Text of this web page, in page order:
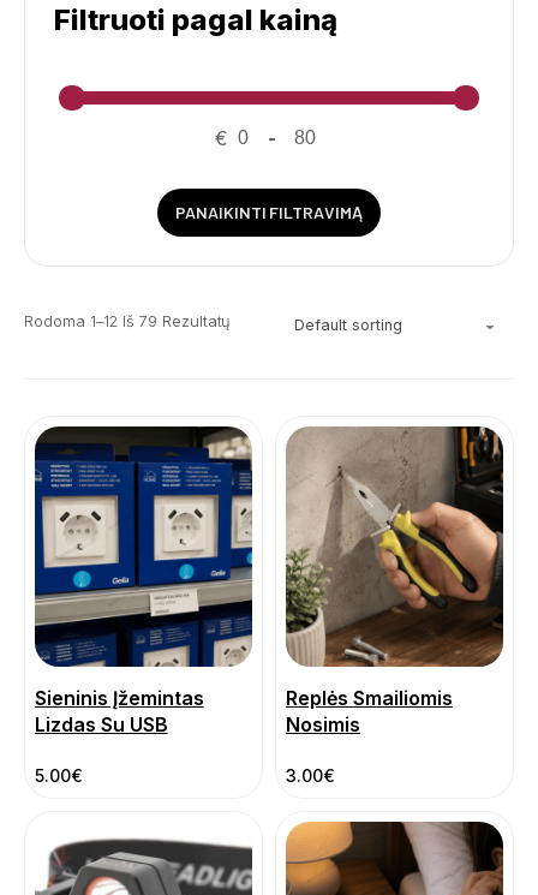
Filtruoti pagal kainą
€ -
PANAIKINTI FILTRAVIMĄ
Rodoma 1–12 Iš 79 Rezultatų
Sieninis Įžemintas
Lizdas Su USB
5.00€
Replės Smailiomis
Nosimis
3.00€